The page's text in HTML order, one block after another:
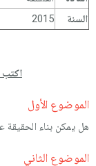
السنة
2015
اكتب
الموضوع الأول
هل يمكن بناء
الموضوع الثاني